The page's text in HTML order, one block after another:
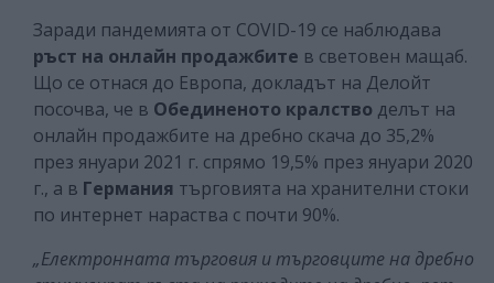
Заради пандемията от COVID-19 се наблюдава
ръст на онлайн продажбите в световен мащаб.
Що се отнася до Европа, докладът на Делойт
посочва, че в Обединеното кралство делът на
онлайн продажбите на дребно скача до 35,2%
през януари 2021 г. спрямо 19,5% през януари 2020
г., а в Германия търговията на хранителни стоки
по интернет нараства с почти 90%.
„Електронната търговия и търговците на дребно